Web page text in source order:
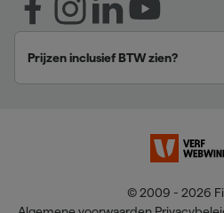
Prijzen inclusief BTW zien?
© 2009 - 2026